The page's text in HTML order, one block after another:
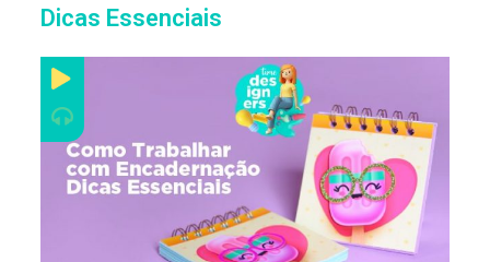
Dicas Essenciais